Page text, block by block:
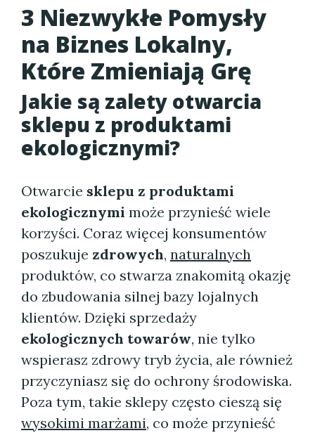
3 Niezwykłe Pomysły
na Biznes Lokalny,
Które Zmieniają Grę
Jakie są zalety otwarcia
sklepu z produktami
ekologicznymi?
Otwarcie sklepu z produktami
ekologicznymi może przynieść wiele
korzyści. Coraz więcej konsumentów
poszukuje zdrowych, naturalnych
produktów, co stwarza znakomitą okazję
do zbudowania silnej bazy lojalnych
klientów. Dzięki sprzedaży
ekologicznych towarów, nie tylko
wspierasz zdrowy tryb życia, ale również
przyczyniasz się do ochrony środowiska.
Poza tym, takie sklepy często cieszą się
wysokimi marżami, co może przynieść